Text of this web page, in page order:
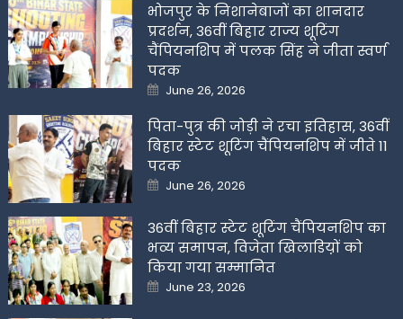
भोजपुर के निशानेबाजों का शानदार
प्रदर्शन, 36वीं बिहार राज्य शूटिंग
चैंपियनशिप में पलक सिंह ने जीता स्वर्ण
पदक
Posted
on
June 26, 2026
पिता-पुत्र की जोड़ी ने रचा इतिहास, 36वीं
बिहार स्टेट शूटिंग चैंपियनशिप में जीते 11
पदक
Posted
on
June 26, 2026
36वीं बिहार स्टेट शूटिंग चैंपियनशिप का
भव्य समापन, विजेता खिलाडिय़ों को
किया गया सम्मानित
Posted
on
June 23, 2026